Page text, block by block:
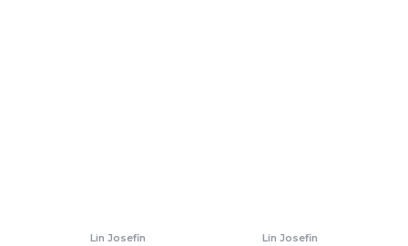
Lin Josefin Lin Josefin